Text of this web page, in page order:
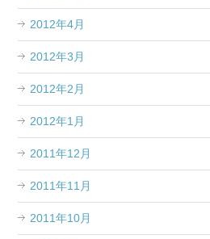
2012年4月
2012年3月
2012年2月
2012年1月
2011年12月
2011年11月
2011年10月